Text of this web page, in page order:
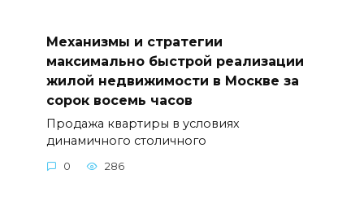
Механизмы и стратегии
максимально быстрой реализации
жилой недвижимости в Москве за
сорок восемь часов
Продажа квартиры в условиях
динамичного столичного
0 286